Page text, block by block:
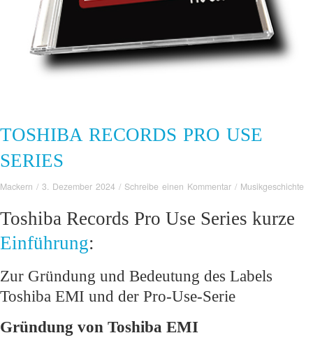
TOSHIBA RECORDS PRO USE
SERIES
Mackern / 3. Dezember 2024 / Schreibe einen Kommentar / Musikgeschichte
Toshiba Records Pro Use Series kurze
Einführung:
Zur Gründung und Bedeutung des Labels
Toshiba EMI und der Pro-Use-Serie
Gründung von Toshiba EMI